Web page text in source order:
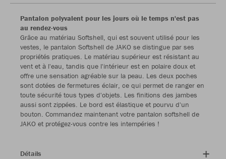
Pantalon polyvalent pour les jours où le temps n'est pas
au rendez-vous
Grâce au matériau Softshell, qui est souvent utilisé pour les
vestes, le pantalon Softshell de JAKO se distingue par ses
propriétés pratiques. Le matériau supérieur est résistant au
vent et à l'eau, tandis que l'intérieur est en polaire doux et
offre une sensation agréable sur la peau. Les deux poches
sont dotées de fermetures éclair, ce qui permet de ranger en
toute sécurité tous types d'objets. Les finitions des jambes
aussi sont zippées. Le bord est élastique et pourvu d'un
bouton. Commandez maintenant votre pantalon softshell de
JAKO et protégez-vous contre les intempéries !
Détails